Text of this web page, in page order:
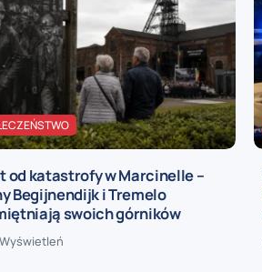
od katastrofy w Marcinelle –
Begijnendijk i Tremelo
swoich górników